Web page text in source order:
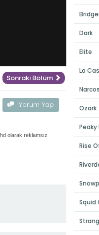
Sonraki Bölüm
Yorum Yap
olarak reklamsız
Dark
Elite
La
Narcos
Ozark
Peaky
Rise
Squid